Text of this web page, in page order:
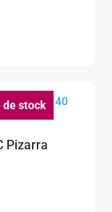
de stock
Pizarra